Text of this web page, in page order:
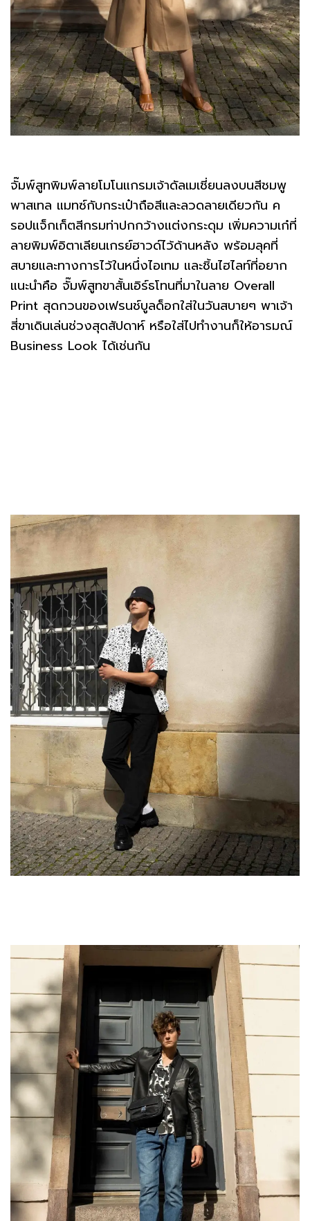
จั๊มพ์สูทพิมพ์ลายโมโนแกรมเจ้าดัลเมเชี่ยนลงบนสีชมพู
พาสเทล แมทซ์กับกระเป๋าถือสีและลวดลายเดียวกัน ค
รอปแจ็กเก็ตสีกรมท่าปกกว้างแต่งกระดุม เพิ่มความเก๋ที่
ลายพิมพ์อิตาเลียนเกรย์ฮาวด์ไว้ด้านหลัง พร้อมลุคที่
สบายและทางการไว้ในหนึ่งไอเทม และชิ้นไฮไลท์ที่อยาก
แนะนำคือ จั๊มพ์สูทขาสั้นเอิร์ธโทนที่มาในลาย Overall
Print สุดกวนของเฟรนช์บูลด็อกใส่ในวันสบายๆ พาเจ้า
สี่ขาเดินเล่นช่วงสุดสัปดาห์ หรือใส่ไปทำงานก็ให้อารมณ์
Business Look ได้เช่นกัน